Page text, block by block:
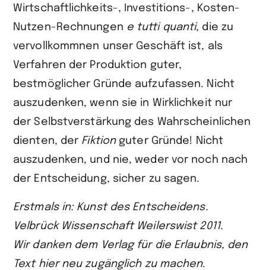
Wirtschaftlichkeits-, Investitions-, Kosten-
Nutzen-Rechnungen e tutti quanti, die zu
vervollkommnen unser Geschäft ist, als
Verfahren der Produktion guter,
bestmöglicher Gründe aufzufassen. Nicht
auszudenken, wenn sie in Wirklichkeit nur
der Selbstverstärkung des Wahrscheinlichen
dienten, der Fiktionguter Gründe! Nicht
auszudenken, und nie, weder vor noch nach
der Entscheidung, sicher zu sagen.
Erstmals in: Kunst des Entscheidens.
Velbrück Wissenschaft Weilerswist 2011.
Wir danken dem Verlag für die Erlaubnis, den
Text hier neu zugänglich zu machen.